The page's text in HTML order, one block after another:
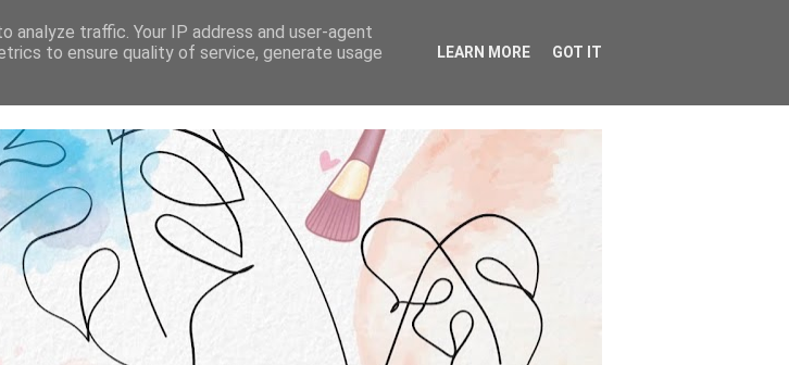
O MNIE WSPÓŁPRACA
traffic. Your IP address and user-agent
to ensure quality of service, generate usage
LEARN MORE GOT IT